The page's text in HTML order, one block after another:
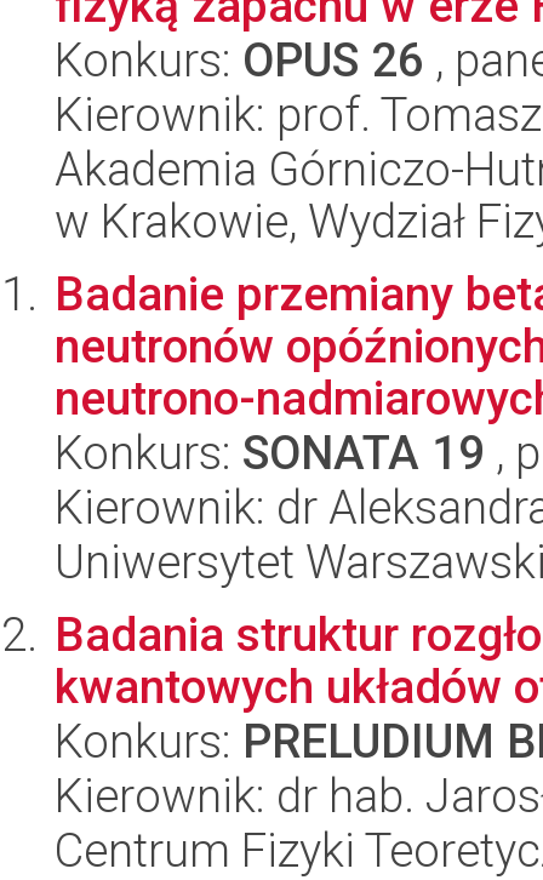
Konkurs: OPUS 26 ,
Kierownik: prof.
Akademia Górniczo-
w Krakowie, Wydział
Badanie przemiany
neutronów
neutrono-
Konkurs: SONATA 19 ,
Kierownik: dr
Uniwersytet
Badania struktur
kwantowych układów
Konkurs: PRELUDIUM
Kierownik: dr hab.
Centrum Fizyki